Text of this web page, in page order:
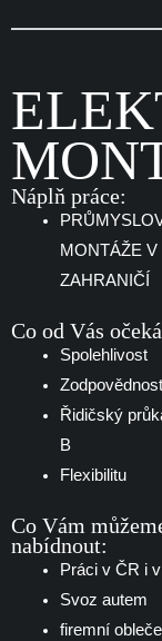
Náplň práce:
MONTÁŽE V
ZAHRANIČÍ
Co od Vás
Spolehlivost
Zodpovědnost
Řidičský
B
Flexibilitu
Co Vám
nabídnout:
Práci v ČR i
Svoz autem
firemní